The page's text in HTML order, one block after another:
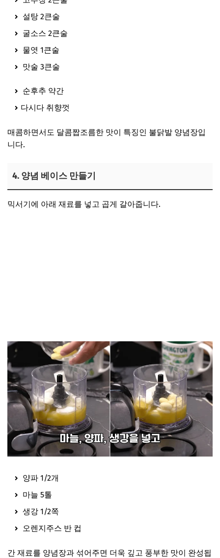
설탕 2큰술
굴소스 2큰술
물엿 1큰술
맛술 3큰술
순후추 약간
다시다 취향껏
매콤하면서도 달콤짭조름한 맛이 특징인 불닭발 양념장입
니다.
4. 양념 베이스 만들기
믹서기에 아래 재료를 넣고 곱게 갈아줍니다.
양파 1/2개
마늘 5톨
생강 1/2쪽
오렌지주스 반 컵
간 재료를 양념장과 섞어주면 더욱 깊고 풍부한 맛이 완성됩